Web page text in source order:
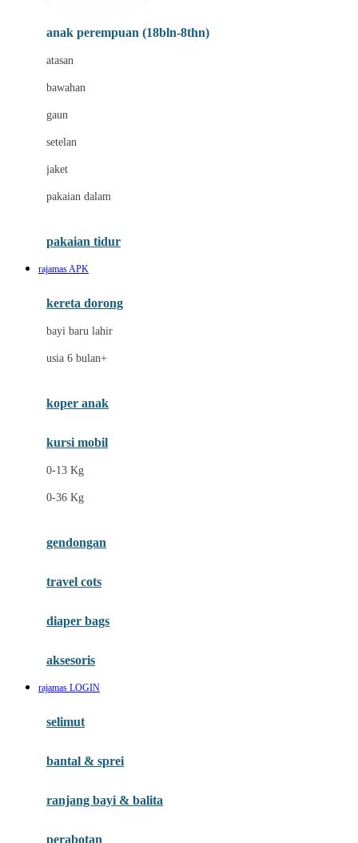
Crane
Drew
Dr. Brown's
E
ELC
Ergobaby
Ezyroller
F
Felt So Sweet
Fisher Price
Gb
Habbie
Haenim
anak perempuan (18bln-8thn)
atasan
bawahan
gaun
setelan
jaket
pakaian dalam
pakaian tidur
rajamas APK
kereta dorong
bayi baru lahir
usia 6 bulan+
koper anak
kursi mobil
0-13 Kg
0-36 Kg
gendongan
travel cots
diaper bags
aksesoris
rajamas LOGIN
selimut
bantal & sprei
ranjang bayi & balita
perabotan